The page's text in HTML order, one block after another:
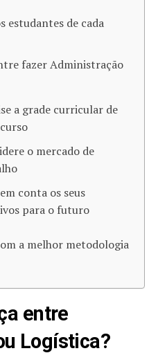
estudantes de cada
fazer Administração
a grade curricular de
o mercado de
conta os seus
para o futuro
a melhor metodologia
entre
Logística?